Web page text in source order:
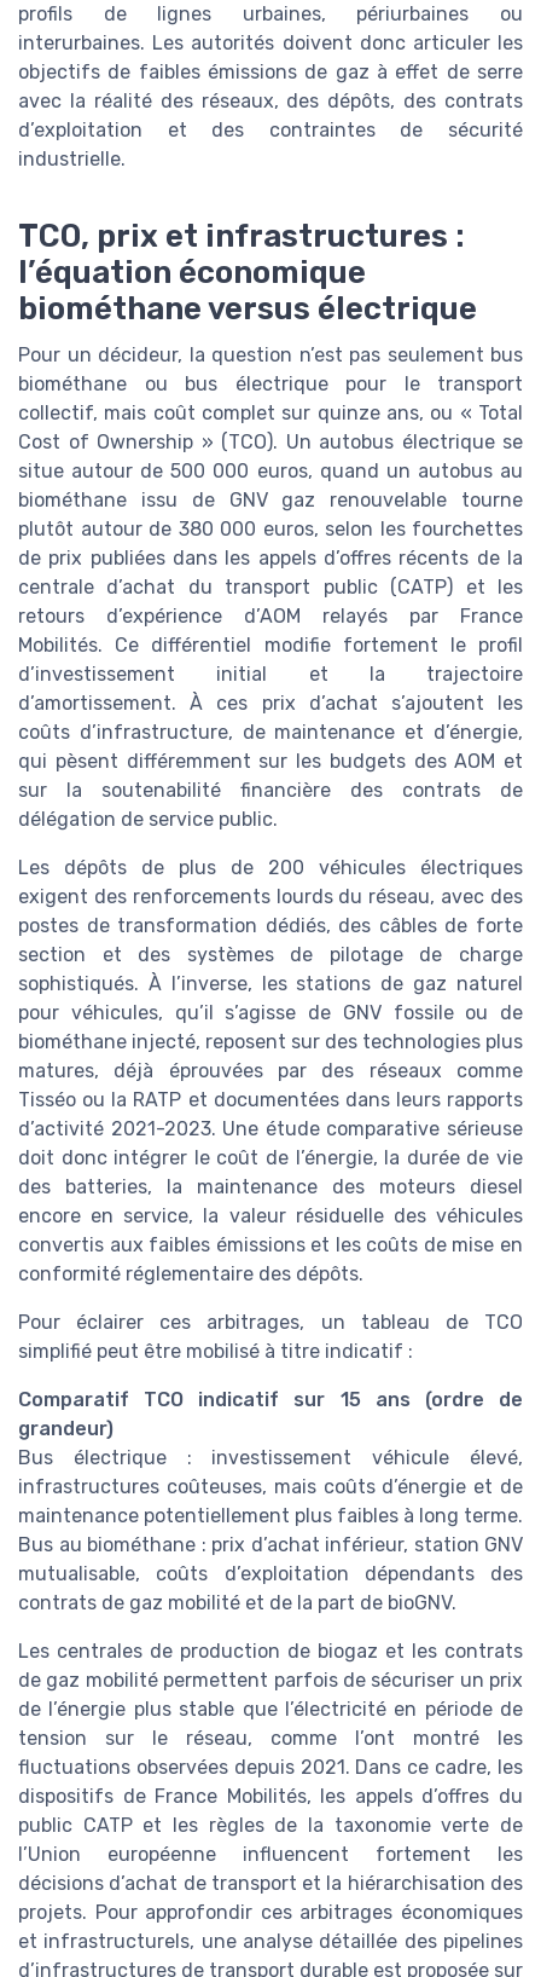
profils de lignes urbaines, périurbaines ou
interurbaines. Les autorités doivent donc articuler les
objectifs de faibles émissions de gaz à effet de serre
avec la réalité des réseaux, des dépôts, des contrats
d’exploitation et des contraintes de sécurité
industrielle.
TCO, prix et infrastructures :
l’équation économique
biométhane versus électrique
Pour un décideur, la question n’est pas seulement bus
biométhane ou bus électrique pour le transport
collectif, mais coût complet sur quinze ans, ou « Total
Cost of Ownership » (TCO). Un autobus électrique se
situe autour de 500 000 euros, quand un autobus au
biométhane issu de GNV gaz renouvelable tourne
plutôt autour de 380 000 euros, selon les fourchettes
de prix publiées dans les appels d’offres récents de la
centrale d’achat du transport public (CATP) et les
retours d’expérience d’AOM relayés par France
Mobilités. Ce différentiel modifie fortement le profil
d’investissement initial et la trajectoire
d’amortissement. À ces prix d’achat s’ajoutent les
coûts d’infrastructure, de maintenance et d’énergie,
qui pèsent différemment sur les budgets des AOM et
sur la soutenabilité financière des contrats de
délégation de service public.
Les dépôts de plus de 200 véhicules électriques
exigent des renforcements lourds du réseau, avec des
postes de transformation dédiés, des câbles de forte
section et des systèmes de pilotage de charge
sophistiqués. À l’inverse, les stations de gaz naturel
pour véhicules, qu’il s’agisse de GNV fossile ou de
biométhane injecté, reposent sur des technologies plus
matures, déjà éprouvées par des réseaux comme
Tisséo ou la RATP et documentées dans leurs rapports
d’activité 2021-2023. Une étude comparative sérieuse
doit donc intégrer le coût de l’énergie, la durée de vie
des batteries, la maintenance des moteurs diesel
encore en service, la valeur résiduelle des véhicules
convertis aux faibles émissions et les coûts de mise en
conformité réglementaire des dépôts.
Pour éclairer ces arbitrages, un tableau de TCO
simplifié peut être mobilisé à titre indicatif :
Comparatif TCO indicatif sur 15 ans (ordre de
grandeur)
Bus électrique : investissement véhicule élevé,
infrastructures coûteuses, mais coûts d’énergie et de
maintenance potentiellement plus faibles à long terme.
Bus au biométhane : prix d’achat inférieur, station GNV
mutualisable, coûts d’exploitation dépendants des
contrats de gaz mobilité et de la part de bioGNV.
Les centrales de production de biogaz et les contrats
de gaz mobilité permettent parfois de sécuriser un prix
de l’énergie plus stable que l’électricité en période de
tension sur le réseau, comme l’ont montré les
fluctuations observées depuis 2021. Dans ce cadre, les
dispositifs de France Mobilités, les appels d’offres du
public CATP et les règles de la taxonomie verte de
l’Union européenne influencent fortement les
décisions d’achat de transport et la hiérarchisation des
projets. Pour approfondir ces arbitrages économiques
et infrastructurels, une analyse détaillée des pipelines
d’infrastructures de transport durable est proposée sur